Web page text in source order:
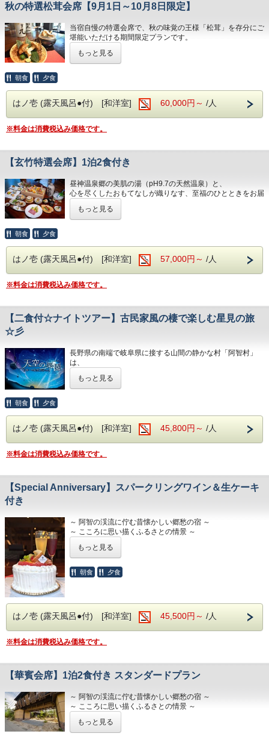
秋の特選松茸会席【9月1日～10月8日限定】
当宿自慢の特選会席で、秋の味覚の王様「松茸」を存分にご
堪能いただける期間限定プランです。
芳醇な香りと奥深い旨みを持つ松茸を贅沢に使用し、料理長
が旬の食材とともに丹精込めて仕上げる特選会席をご用意い
【販売期間】
※仕入れ状況により、お料理内容が一部変更となる場合がご
ご宿泊では、昼神温泉郷の天然温泉「美肌の湯」（pH9.7）
客室「い棟・ろ棟・は棟」には専用露天風呂を備え、ゆった
りとした時間をお過ごしいただけます。「に棟」はシャワ
ー・バス付の一般客室となり、大浴場にて昼神温泉をご満喫
いただけます。
※お飲み物代は別途頂戴いたします。
として0歳2,200円を別途頂戴いたします。
【食材アレルギーについて】
ご宿泊当日のお申し出には対応いたしかねますので、ご予約
時に必ずお申し出ください。
～ 阿智の渓流に佇む昔懐かしい郷愁の宿 ～
～ こころに思い描くふるさとの情景 ～
■玄竹の湯
・国内屈指の美肌の湯「昼神温泉」
・強アルカリ性（pH9.7）のなめらかな泉質
・ナトリウムイオンを含み、しっとりとした湯上がり
※加温循環式を使用しております。
・ロビー併設のナイトバーでは、お酒・珈琲・ソフトドリン
秋にしか出会えない松茸の香りと、昼神温泉の美肌の湯。季
節の贅沢をぜひ玄竹でお楽しみください。
もっと見る
朝食 夕食
はノ壱 (露天風呂●付) [和洋室] 60,000円～ /人
※料金は消費税込み価格です。
【玄竹特選会席】1泊2食付き
昼神温泉郷の美肌の湯（pH9.7の天然温泉）と、
心を尽くしたおもてなしが織りなす、至福のひとときをお届
本プランでお召し上がりいただくのは、選び抜かれた旬の食
当館総料理長「河田信也」が一品一品に真心を込め、
旬の恵みを五感で味わう、
ここでしか出会えない美食体験をどうぞご堪能ください。
ご朝食は『癒し朝御膳』～地元食材を中心に爽やかな朝を迎
える～
※その他お食事内容やご不明な点がある場合はお気軽に当館
にお問い合わせください。
離れ・準離れの客室には専用露天風呂を備え、
※食事・布団不要の乳児様（0歳）には施設使用料2,200円
を頂戴いたします。
※アレルギー対応をご希望の際は、ご予約時に必ずお申し出
ください（当日対応不可）。
※最終チェックイン：18時
～ 阿智の渓流に佇む昔懐かしい郷愁の宿 ～
～ こころに思い描くふるさとの情景 ～
お部屋は古民家風客室
お食事は「河田総料理長」の『玄竹特選会席』
■玄竹の湯
・お肌蘇る国内屈指の極上『美肌の湯』昼神温泉。
・強アルカリ性泉質で素肌を磨き滑らか。
・夜はロビー併設のナイトバーでお酒や珈琲、
アイスクリームやソフトドリンクを無料で楽しめます。
・館内衛生対策もしっかりと。
泉)を 思う存分堪能していただき、南信州の四季を感じられ
る山川の幸を ご満喫ください。
もっと見る
朝食 夕食
はノ壱 (露天風呂●付) [和洋室] 57,000円～ /人
※料金は消費税込み価格です。
【二食付☆ナイトツアー】古民家風の棲で楽しむ星見の旅
☆彡
長野県の南端で岐阜県に接する山間の静かな村「阿智村」
は、
「星が最も輝いて見える場所」の第１位(平成18年)に認定さ
れた
【 プラン特典 】
ケット
☆いざ！ヘブンスそのはらへ！！☆
ゴンドラに乗り「天空の楽園」(標高1,400m)へ
街の光が届かない山頂では手が届きそうな無数の星々が輝き
神話の物語のオリジナル映像の放映が行われます。
大人気の星のお兄さんの爆笑スターライトショーなど
夜の旅を盛り上げる各種イベントも実施しております。
※荒天時(ゴンドラ運航に支障があると判断される場合を含
む)は、
中止させていただきます。
星の映像と天体にに関する神秘とロマンのトークバラエテ
ィを開催。
【 その他のご連絡 】
◇ お客様ご自身にて「ヘブンスそのはら」にご移動をお願
もっと見る
朝食 夕食
はノ壱 (露天風呂●付) [和洋室] 45,800円～ /人
※料金は消費税込み価格です。
【Special Anniversary】スパークリングワイン＆生ケーキ
付き
～ 阿智の渓流に佇む昔懐かしい郷愁の宿 ～
～ こころに思い描くふるさとの情景 ～
大切な記念日を玄竹で。特別プランならではの心尽くしのお
もてなしで、思い出に残る一日をお過ごしください。
・乾杯用スパークリングワイン（グラス）※アルコールや炭
・地元パティシエによる特製生ケーキ（4号）※メッセージ
承ります、要望欄にお書きください／5号以上は別途料金
■お部屋
ろ棟・は棟）と、
落ち着いた趣きの二階和室二間の一般客室（に棟）をご用
意。
ご旅行のスタイルや目的に合わせて、お好みのお部屋でお寛
ぎください。
もっと見る
朝食 夕食
はノ壱 (露天風呂●付) [和洋室] 45,500円～ /人
※料金は消費税込み価格です。
【華賓会席】1泊2食付き スタンダードプラン
～ 阿智の渓流に佇む昔懐かしい郷愁の宿 ～
～ こころに思い描くふるさとの情景 ～
玄竹の魅力が詰まった2食付きのスタンダードプランになり
もっと見る